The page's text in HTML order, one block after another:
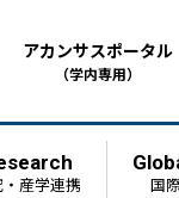
アカンサスポータル
（学内専用）
産学連携 国